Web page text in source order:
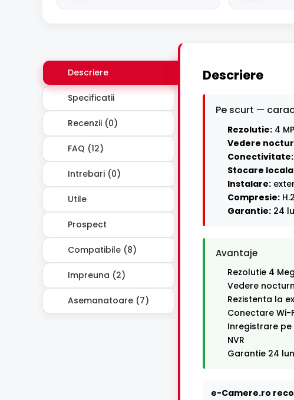
Descriere
Specificatii
Recenzii (0)
FAQ (12)
Intrebari (0)
Utile
Prospect
Compatibile (8)
Impreuna (2)
Asemanatoare (7)
Descriere
Pe scurt —
Rezolutie: 4
Vedere
Conectivitate:
Stocare
Instalare:
Compresie:
Garantie: 24
Avantaje
Rezolutie 4
Vedere
Rezistenta la
Conectare
Inregistrare pe
NVR
Garantie 24
e-Camere.ro